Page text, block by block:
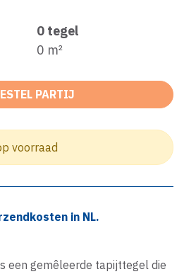
0 tegel
0 m²
PARTIJ
voorraad
in NL.
een gemêleerde tapijttegel die